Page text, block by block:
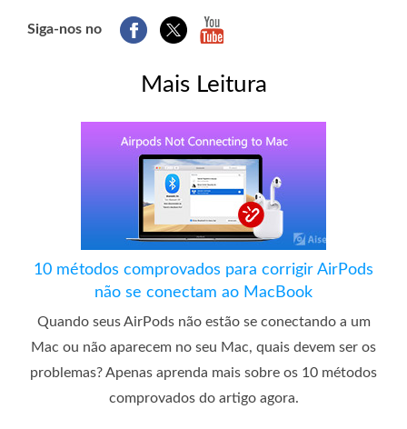
Siga-nos no
Mais Leitura
10 métodos comprovados para corrigir AirPods
não se conectam ao MacBook
Quando seus AirPods não estão se conectando a um
Mac ou não aparecem no seu Mac, quais devem ser os
problemas? Apenas aprenda mais sobre os 10 métodos
comprovados do artigo agora.